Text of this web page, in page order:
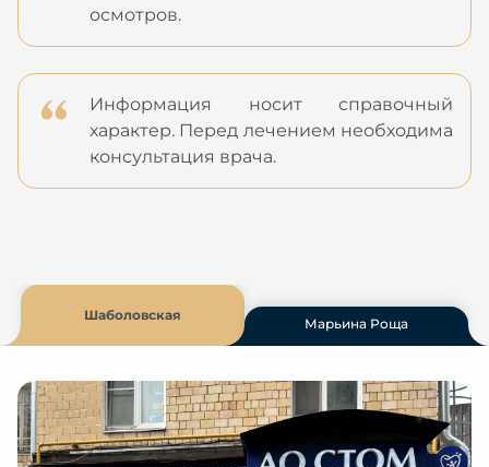
осмотров.
Информация носит справочный
характер. Перед лечением необходима
консультация врача.
Шаболовская
Марьина Роща